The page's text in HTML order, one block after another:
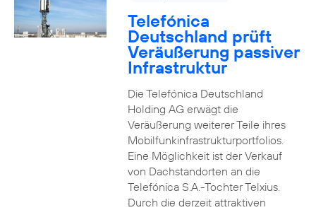
Telefónica
Deutschland prüft
Veräußerung passiver
Infrastruktur
Die Telefónica Deutschland
Holding AG erwägt die
Veräußerung weiterer Teile ihres
Mobilfunkinfrastrukturportfolios.
Eine Möglichkeit ist der Verkauf
von Dachstandorten an die
Telefónica S.A.-Tochter Telxius.
Durch die derzeit attraktiven